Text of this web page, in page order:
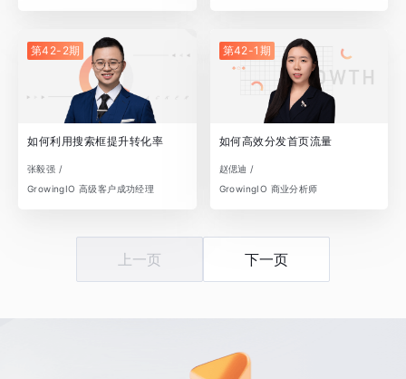
第42-2期
如何利用搜索框提升转化率
张毅强 /
GrowingIO 高级客户成功经理
第42-1期
如何高效分发首页流量
赵偲迪 /
GrowingIO 商业分析师
上一页 下一页